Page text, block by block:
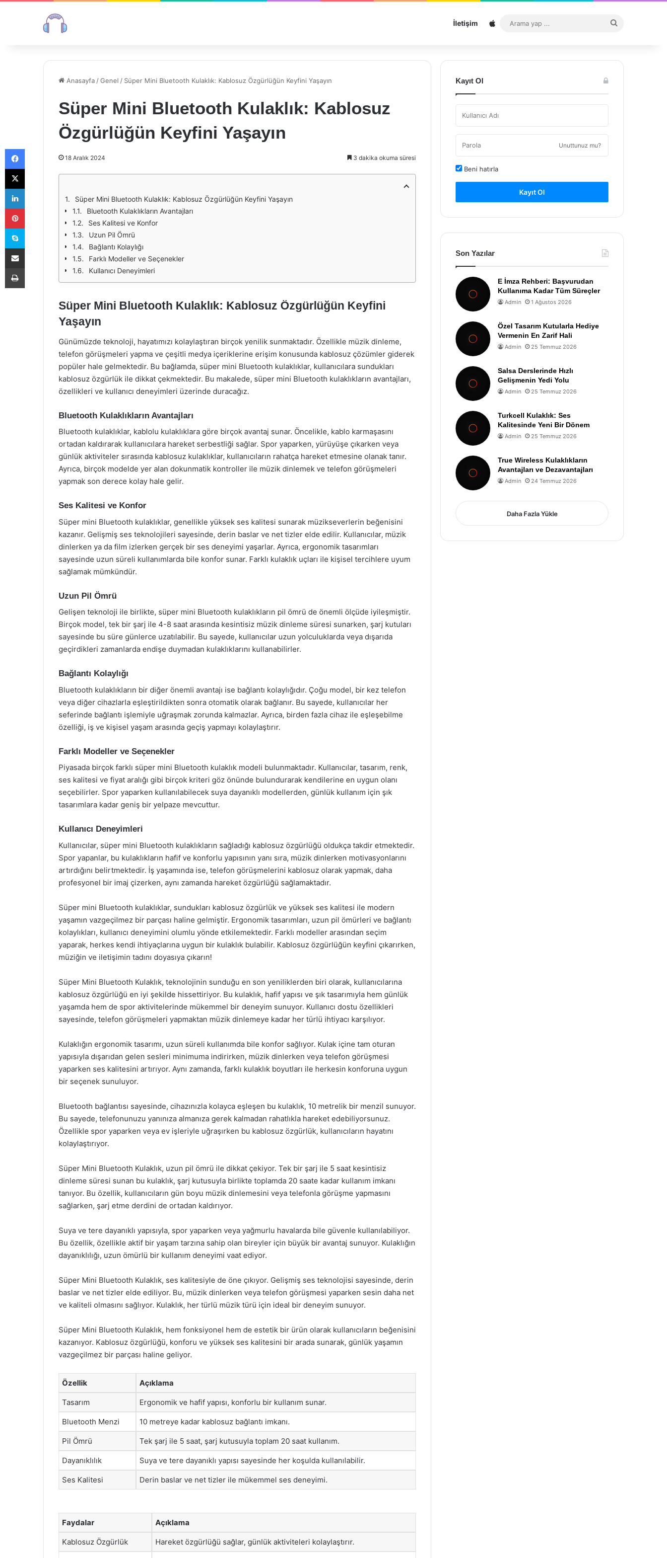
İletişim Sitemap
...
Anasayfa /Genel / Süper Mini Bluetooth Kulaklık: Kablosuz Özgürlüğün Keyfini Yaşayın
Süper Mini Bluetooth Kulaklık: Kablosuz
Özgürlüğün Keyfini Yaşayın
18 Aralık 2024 3 dakika okuma süresi
Süper Mini Bluetooth Kulaklık: Kablosuz Özgürlüğün Keyfini Yaşayın
Bluetooth Kulaklıkların Avantajları
Ses Kalitesi ve Konfor
Uzun Pil Ömrü
Bağlantı Kolaylığı
Farklı Modeller ve Seçenekler
Kullanıcı Deneyimleri
Süper Mini Bluetooth Kulaklık: Kablosuz Özgürlüğün Keyfini
Yaşayın
Günümüzde teknoloji, hayatımızı kolaylaştıran birçok yenilik sunmaktadır. Özellikle müzik dinleme,
telefon görüşmeleri yapma ve çeşitli medya içeriklerine erişim konusunda kablosuz çözümler giderek
popüler hale gelmektedir. Bu bağlamda, süper mini Bluetooth kulaklıklar, kullanıcılara sundukları
kablosuz özgürlük ile dikkat çekmektedir. Bu makalede, süper mini Bluetooth kulaklıkların avantajları,
özellikleri ve kullanıcı deneyimleri üzerinde duracağız.
Bluetooth Kulaklıkların Avantajları
Bluetooth kulaklıklar, kablolu kulaklıklara göre birçok avantaj sunar. Öncelikle, kablo karmaşasını
ortadan kaldırarak kullanıcılara hareket serbestliği sağlar. Spor yaparken, yürüyüşe çıkarken veya
günlük aktiviteler sırasında kablosuz kulaklıklar, kullanıcıların rahatça hareket etmesine olanak tanır.
Ayrıca, birçok modelde yer alan dokunmatik kontroller ile müzik dinlemek ve telefon görüşmeleri
yapmak son derece kolay hale gelir.
Ses Kalitesi ve Konfor
Süper mini Bluetooth kulaklıklar, genellikle yüksek ses kalitesi sunarak müzikseverlerin beğenisini
kazanır. Gelişmiş ses teknolojileri sayesinde, derin baslar ve net tizler elde edilir. Kullanıcılar, müzik
dinlerken ya da film izlerken gerçek bir ses deneyimi yaşarlar. Ayrıca, ergonomik tasarımları
sayesinde uzun süreli kullanımlarda bile konfor sunar. Farklı kulaklık uçları ile kişisel tercihlere uyum
sağlamak mümkündür.
Uzun Pil Ömrü
Gelişen teknoloji ile birlikte, süper mini Bluetooth kulaklıkların pil ömrü de önemli ölçüde iyileşmiştir.
Birçok model, tek bir şarj ile 4-8 saat arasında kesintisiz müzik dinleme süresi sunarken, şarj kutuları
sayesinde bu süre günlerce uzatılabilir. Bu sayede, kullanıcılar uzun yolculuklarda veya dışarıda
geçirdikleri zamanlarda endişe duymadan kulaklıklarını kullanabilirler.
Bağlantı Kolaylığı
Bluetooth kulaklıkların bir diğer önemli avantajı ise bağlantı kolaylığıdır. Çoğu model, bir kez telefon
veya diğer cihazlarla eşleştirildikten sonra otomatik olarak bağlanır. Bu sayede, kullanıcılar her
seferinde bağlantı işlemiyle uğraşmak zorunda kalmazlar. Ayrıca, birden fazla cihaz ile eşleşebilme
özelliği, iş ve kişisel yaşam arasında geçiş yapmayı kolaylaştırır.
Farklı Modeller ve Seçenekler
Piyasada birçok farklı süper mini Bluetooth kulaklık modeli bulunmaktadır. Kullanıcılar, tasarım, renk,
ses kalitesi ve fiyat aralığı gibi birçok kriteri göz önünde bulundurarak kendilerine en uygun olanı
seçebilirler. Spor yaparken kullanılabilecek suya dayanıklı modellerden, günlük kullanım için şık
tasarımlara kadar geniş bir yelpaze mevcuttur.
Kullanıcı Deneyimleri
Kullanıcılar, süper mini Bluetooth kulaklıkların sağladığı kablosuz özgürlüğü oldukça takdir etmektedir.
Spor yapanlar, bu kulaklıkların hafif ve konforlu yapısının yanı sıra, müzik dinlerken motivasyonlarını
artırdığını belirtmektedir. İş yaşamında ise, telefon görüşmelerini kablosuz olarak yapmak, daha
profesyonel bir imaj çizerken, aynı zamanda hareket özgürlüğü sağlamaktadır.
Süper mini Bluetooth kulaklıklar, sundukları kablosuz özgürlük ve yüksek ses kalitesi ile modern
yaşamın vazgeçilmez bir parçası haline gelmiştir. Ergonomik tasarımları, uzun pil ömürleri ve bağlantı
kolaylıkları, kullanıcı deneyimini olumlu yönde etkilemektedir. Farklı modeller arasından seçim
yaparak, herkes kendi ihtiyaçlarına uygun bir kulaklık bulabilir. Kablosuz özgürlüğün keyfini çıkarırken,
müziğin ve iletişimin tadını doyasıya çıkarın!
Süper Mini Bluetooth Kulaklık, teknolojinin sunduğu en son yeniliklerden biri olarak, kullanıcılarına
kablosuz özgürlüğü en iyi şekilde hissettiriyor. Bu kulaklık, hafif yapısı ve şık tasarımıyla hem günlük
yaşamda hem de spor aktivitelerinde mükemmel bir deneyim sunuyor. Kullanıcı dostu özellikleri
sayesinde, telefon görüşmeleri yapmaktan müzik dinlemeye kadar her türlü ihtiyacı karşılıyor.
Kulaklığın ergonomik tasarımı, uzun süreli kullanımda bile konfor sağlıyor. Kulak içine tam oturan
yapısıyla dışarıdan gelen sesleri minimuma indirirken, müzik dinlerken veya telefon görüşmesi
yaparken ses kalitesini artırıyor. Aynı zamanda, farklı kulaklık boyutları ile herkesin konforuna uygun
bir seçenek sunuluyor.
Bluetooth bağlantısı sayesinde, cihazınızla kolayca eşleşen bu kulaklık, 10 metrelik bir menzil sunuyor.
Bu sayede, telefonunuzu yanınıza almanıza gerek kalmadan rahatlıkla hareket edebiliyorsunuz.
Özellikle spor yaparken veya ev işleriyle uğraşırken bu kablosuz özgürlük, kullanıcıların hayatını
kolaylaştırıyor.
Süper Mini Bluetooth Kulaklık, uzun pil ömrü ile dikkat çekiyor. Tek bir şarj ile 5 saat kesintisiz
dinleme süresi sunan bu kulaklık, şarj kutusuyla birlikte toplamda 20 saate kadar kullanım imkanı
tanıyor. Bu özellik, kullanıcıların gün boyu müzik dinlemesini veya telefonla görüşme yapmasını
sağlarken, şarj etme derdini de ortadan kaldırıyor.
Suya ve tere dayanıklı yapısıyla, spor yaparken veya yağmurlu havalarda bile güvenle kullanılabiliyor.
Bu özellik, özellikle aktif bir yaşam tarzına sahip olan bireyler için büyük bir avantaj sunuyor. Kulaklığın
dayanıklılığı, uzun ömürlü bir kullanım deneyimi vaat ediyor.
Süper Mini Bluetooth Kulaklık, ses kalitesiyle de öne çıkıyor. Gelişmiş ses teknolojisi sayesinde, derin
baslar ve net tizler elde ediliyor. Bu, müzik dinlerken veya telefon görüşmesi yaparken sesin daha net
ve kaliteli olmasını sağlıyor. Kulaklık, her türlü müzik türü için ideal bir deneyim sunuyor.
Süper Mini Bluetooth Kulaklık, hem fonksiyonel hem de estetik bir ürün olarak kullanıcıların beğenisini
kazanıyor. Kablosuz özgürlüğü, konforu ve yüksek ses kalitesini bir arada sunarak, günlük yaşamın
vazgeçilmez bir parçası haline geliyor.
Özellik Açıklama
Tasarım Ergonomik ve hafif yapısı, konforlu bir kullanım sunar.
Bluetooth Menzi 10 metreye kadar kablosuz bağlantı imkanı.
Pil Ömrü Tek şarj ile 5 saat, şarj kutusuyla toplam 20 saat kullanım.
Dayanıklılık Suya ve tere dayanıklı yapısı sayesinde her koşulda kullanılabilir.
Ses Kalitesi Derin baslar ve net tizler ile mükemmel ses deneyimi.
Faydalar Açıklama
Kablosuz Özgürlük Hareket özgürlüğü sağlar, günlük aktiviteleri kolaylaştırır.
Kayıt Ol
Unuttunuz mu?
Beni hatırla
Kayıt Ol
Son Yazılar
E İmza Rehberi: Başvurudan
Kullanıma Kadar Tüm Süreçler
Admin 1 Ağustos 2026
Özel Tasarım Kutularla Hediye
Vermenin En Zarif Hali
Admin 25 Temmuz 2026
Salsa Derslerinde Hızlı
Gelişmenin Yedi Yolu
Admin 25 Temmuz 2026
Turkcell Kulaklık: Ses
Kalitesinde Yeni Bir Dönem
Admin 25 Temmuz 2026
True Wireless Kulaklıkların
Avantajları ve Dezavantajları
Admin 24 Temmuz 2026
Daha Fazla Yükle
Facebook
X
LinkedIn
Pinterest
Skype
E-Posta ile paylaş